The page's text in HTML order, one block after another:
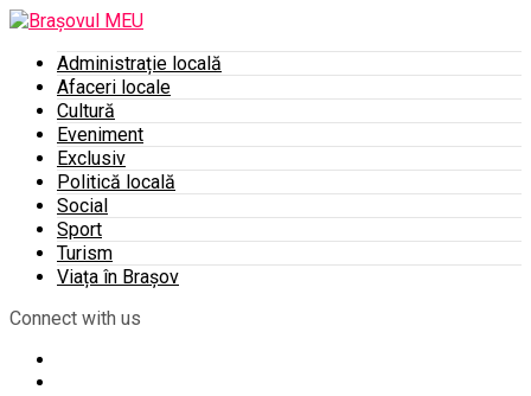
Administrație locală
Afaceri locale
Cultură
Eveniment
Exclusiv
Politică locală
Social
Sport
Turism
Viața în Brașov
Connect with us